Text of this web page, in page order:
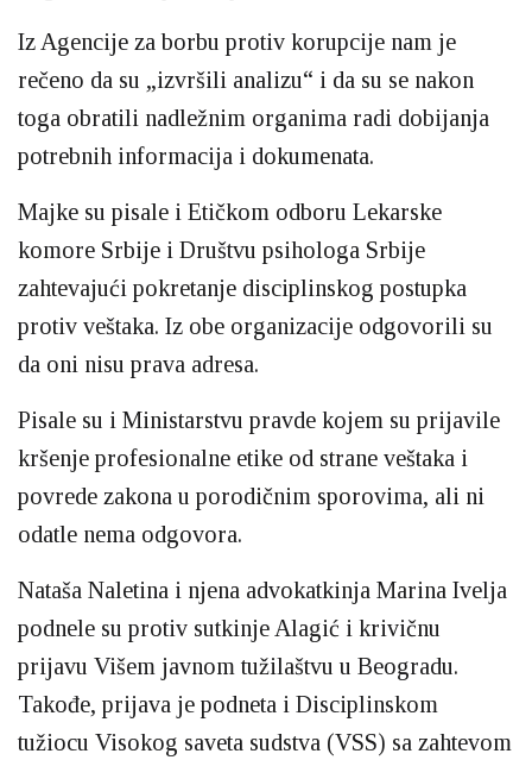
Iz Agencije za borbu protiv korupcije nam je
rečeno da su „izvršili analizu“ i da su se nakon
toga obratili nadležnim organima radi dobijanja
potrebnih informacija i dokumenata.
Majke su pisale i Etičkom odboru Lekarske
komore Srbije i Društvu psihologa Srbije
zahtevajući pokretanje disciplinskog postupka
protiv veštaka. Iz obe organizacije odgovorili su
da oni nisu prava adresa.
Pisale su i Ministarstvu pravde kojem su prijavile
kršenje profesionalne etike od strane veštaka i
povrede zakona u porodičnim sporovima, ali ni
odatle nema odgovora.
Nataša Naletina i njena advokatkinja Marina Ivelja
podnele su protiv sutkinje Alagić i krivičnu
prijavu Višem javnom tužilaštvu u Beogradu.
Takođe, prijava je podneta i Disciplinskom
tužiocu Visokog saveta sudstva (VSS) sa zahtevom